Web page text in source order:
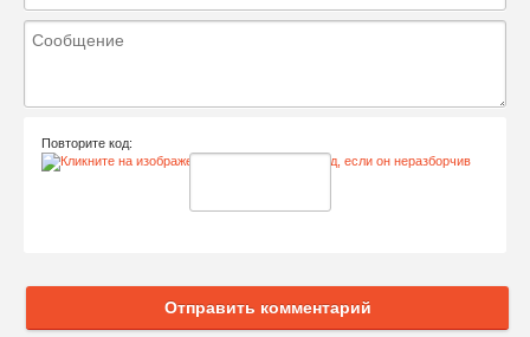
Повторите код:
Отправить комментарий